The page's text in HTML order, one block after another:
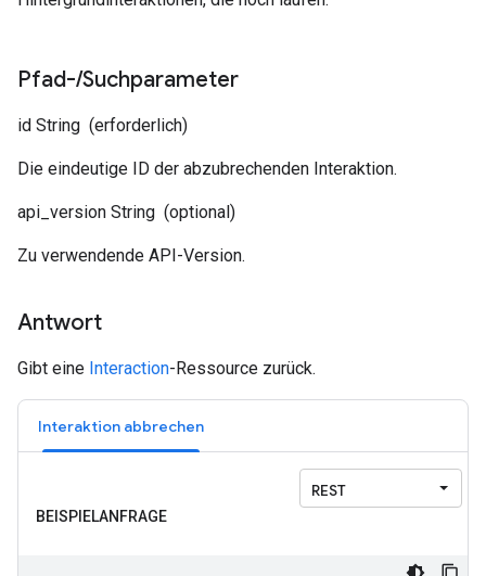
Pfad-/Suchparameter
id String (erforderlich)
Die eindeutige ID der abzubrechenden Interaktion.
api_version String (optional)
Zu verwendende API-Version.
Antwort
Gibt eine Interaction-Ressource zurück.
Interaktion abbrechen